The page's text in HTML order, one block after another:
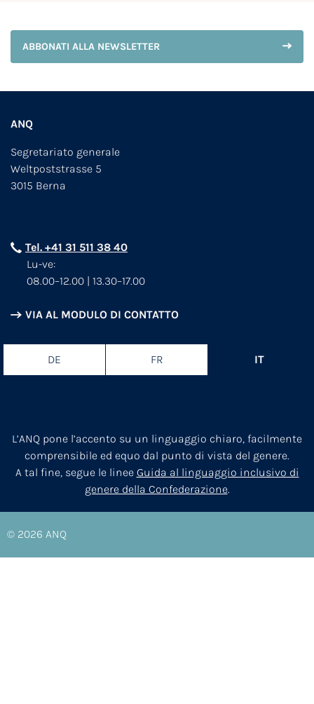
ABBONATI ALLA NEWSLETTER
ANQ
Segretariato generale
Weltpoststrasse 5
3015 Berna
Tel. +41 31 511 38 40
Lu-ve:
08.00–12.00 | 13.30–17.00
VIA AL MODULO DI CONTATTO
DE FR IT
L’ANQ pone l’accento su un linguaggio chiaro, facilmente
comprensibile ed equo dal punto di vista del genere.
A tal fine, segue le linee Guida al linguaggio inclusivo di
genere della Confederazione.
© 2026 ANQ